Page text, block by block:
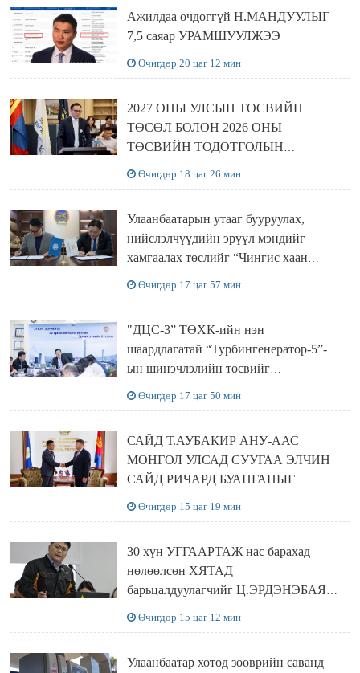
Ажилдаа очдоггүй Н.МАНДУУЛЫГ
7,5 саяар УРАМШУУЛЖЭЭ
Өчигдөр 20 цаг 12 мин
2027 ОНЫ УЛСЫН ТӨСВИЙН
ТӨСӨЛ БОЛОН 2026 ОНЫ
ТӨСВИЙН ТОДОТГОЛЫН
Өчигдөр 18 цаг 26 мин
Улаанбаатарын утааг бууруулах,
нийслэлчүүдийн эрүүл мэндийг
хамгаалах төслийг “Чингис хаан
Өчигдөр 17 цаг 57 мин
"ДЦС-3” ТӨХК-ийн нэн
шаардлагатай “Турбингенератор-5”-
ын шинэчлэлийн төсвийг
Өчигдөр 17 цаг 50 мин
САЙД Т.АУБАКИР АНУ-ААС
МОНГОЛ УЛСАД СУУГАА ЭЛЧИН
САЙД РИЧАРД БУАНГАНЫГ
Өчигдөр 15 цаг 19 мин
30 хүн УГГААРТАЖ нас барахад
нөлөөлсөн ХЯТАД
барьцалдуулагчийг Ц.ЭРДЭНЭБАЯР
Өчигдөр 15 цаг 12 мин
Улаанбаатар хотод зөөврийн саванд